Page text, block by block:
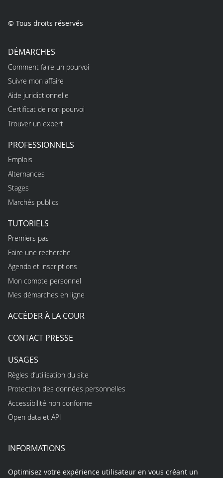
© Tous droits réservés
DÉMARCHES
Comment faire un pourvoi
Suivre mon affaire
Aide juridictionnelle
Certificat de non pourvoi
Trouver un expert
PROFESSIONNELS
Emplois
Alternances
Stages
Marchés publics
TUTORIELS
Premiers pas
Faire une recherche
Agenda et inscriptions
Mon compte personnel
Mes démarches en ligne
ACCÉDER À LA COUR
CONTACT PRESSE
USAGES
Règles d’utilisation du site
Protection des données personnelles
Accessibilité non conforme
Open data et API
INFORMATIONS
Optimisez votre expérience utilisateur en vous créant un